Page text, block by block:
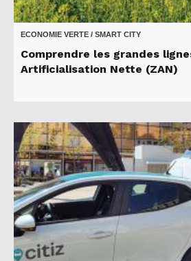
ECONOMIE VERTE / SMART CITY
Comprendre les grandes
Artificialisation Nette (ZAN)